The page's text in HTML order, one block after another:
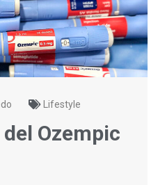
Lifestyle
Ozempic